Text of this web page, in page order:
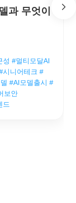
과 무엇이
성 #멀티모달AI
시니어테크 #
#AI모델출시 #
보안
드